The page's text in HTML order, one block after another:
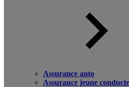
Assurance auto
Assurance jeune